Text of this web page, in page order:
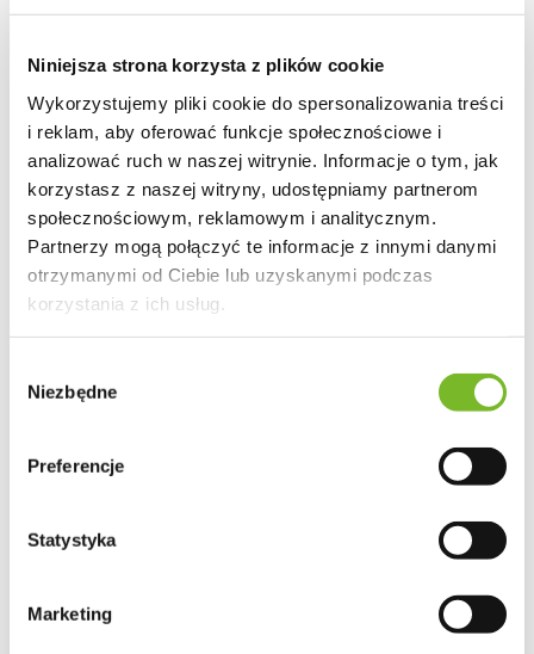
Niniejsza strona korzysta z plików cookie
Wykorzystujemy pliki cookie do spersonalizowania treści
i reklam, aby oferować funkcje społecznościowe i
analizować ruch w naszej witrynie. Informacje o tym, jak
korzystasz z naszej witryny, udostępniamy partnerom
społecznościowym, reklamowym i analitycznym.
Partnerzy mogą połączyć te informacje z innymi danymi
otrzymanymi od Ciebie lub uzyskanymi podczas
korzystania z ich usług.
zgody
Niezbędne
Preferencje
Statystyka
Marketing